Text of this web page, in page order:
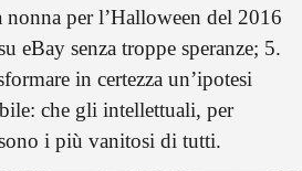
per l’Halloween del 2016
eBay senza troppe speranze; 5.
in certezza un’ipotesi
che gli intellettuali, per
i più vanitosi di tutti.